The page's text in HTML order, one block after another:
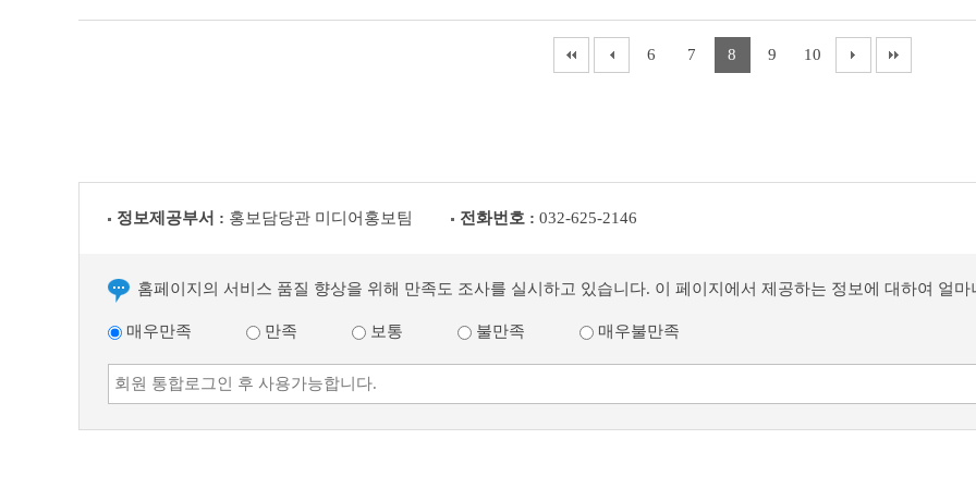
6 7 8 9 10
정보제공부서 : 홍보담당관 미디어홍보팀 전화번호 : 032-625-2146
홈페이지의 서비스 품질 향상을 위해 만족도 조사를 실시하고 있습니다. 이 페이지에서 제공하는 정보에 대하여 얼마
매우만족 만족 보통 불만족 매우불만족